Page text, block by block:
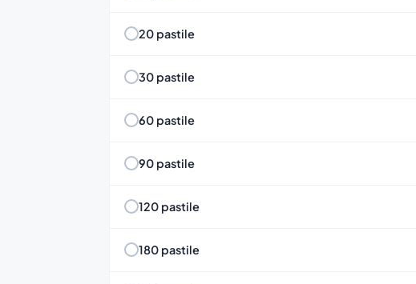
20 pastile
30 pastile
60 pastile
90 pastile
120 pastile
180 pastile